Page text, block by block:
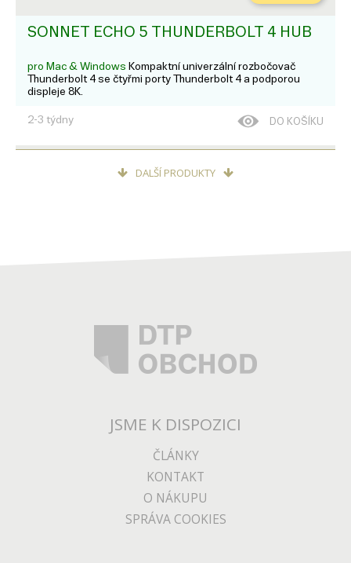
SONNET ECHO 5 THUNDERBOLT 4 HUB
pro Mac & Windows Kompaktní univerzální rozbočovač
Thunderbolt 4 se čtyřmi porty Thunderbolt 4 a podporou
displeje 8K.
2-3 týdny DO KOŠÍKU
Thunderbolt 4 Dock pro nejnáročnější uživatele.
DALŠÍ PRODUKTY
JSME K DISPOZICI
ČLÁNKY
KONTAKT
O NÁKUPU
SPRÁVA COOKIES